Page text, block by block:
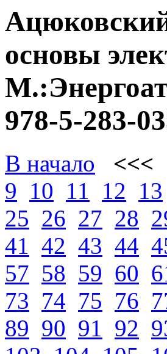
основы
978-5-283-
В начало <<<
9 10 11 12 13
25 26 27 28
41 42 43 44
57 58 59 60
73 74 75 76
89 90 91 92